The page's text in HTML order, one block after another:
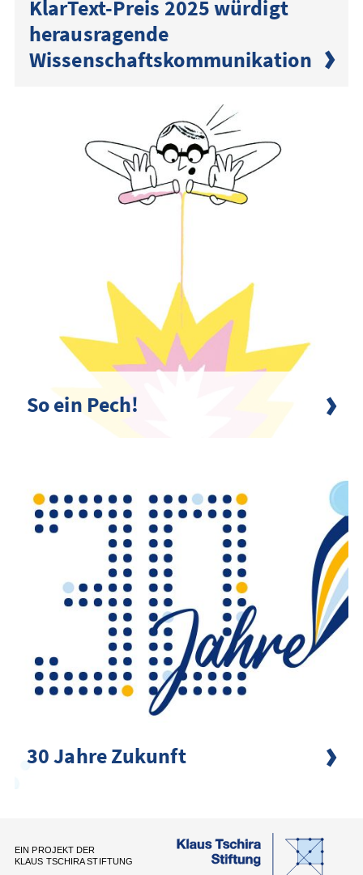
KlarText-Preis 2025 würdigt
herausragende
Wissenschaftskommunikation
So ein Pech!
30 Jahre Zukunft
EIN PROJEKT DER
KLAUS TSCHIRA STIFTUNG